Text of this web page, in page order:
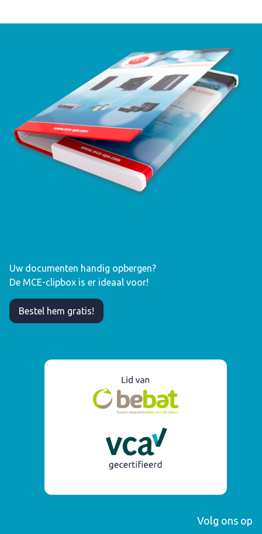
Uw documenten handig opbergen?
De MCE-clipbox is er ideaal voor!
Bestel hem gratis!
Volg ons op